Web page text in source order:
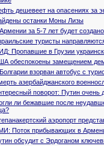
дешевеет на опасениях за
останки Моны Лизы
за 5-7 лет будет
туристы
Пропавшие в Грузии
обеспокоены замещением
взорван автобус с
азербайджанского
поворот: Путин очень
ли бежавшие после
аэропорт
Поток прибывающих в
обсудит с Эрдоганом